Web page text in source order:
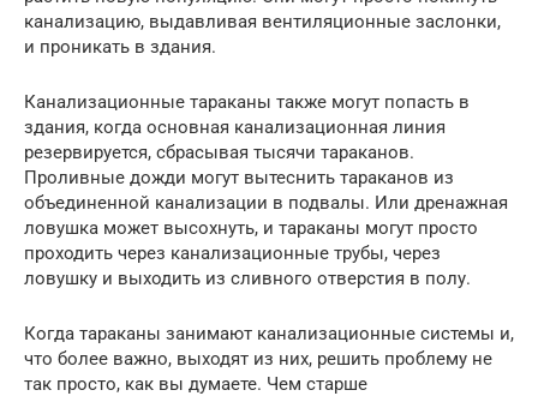
канализацию, выдавливая вентиляционные заслонки,
и проникать в здания.
Канализационные тараканы также могут попасть в
здания, когда основная канализационная линия
резервируется, сбрасывая тысячи тараканов.
Проливные дожди могут вытеснить тараканов из
объединенной канализации в подвалы. Или дренажная
ловушка может высохнуть, и тараканы могут просто
проходить через канализационные трубы, через
ловушку и выходить из сливного отверстия в полу.
Когда тараканы занимают канализационные системы и,
что более важно, выходят из них, решить проблему не
так просто, как вы думаете. Чем старше